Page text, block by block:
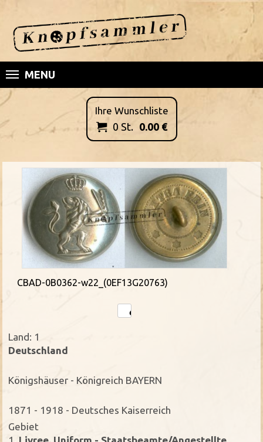
MENU
Ihre Wunschliste
 0 St. 0.00€
CBAD-0B0362-w22_(0EF13G20763)
Land: 1
Deutschland
Königshäuser - Königreich BAYERN
1871 - 1918 - Deutsches Kaiserreich
Gebiet